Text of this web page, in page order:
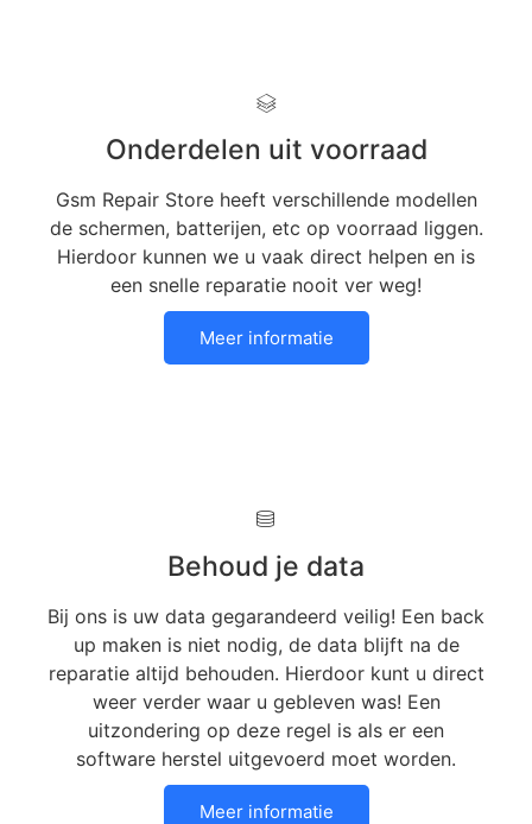
Onderdelen uit voorraad
Gsm Repair Store heeft verschillende modellen
de schermen, batterijen, etc op voorraad liggen.
Hierdoor kunnen we u vaak direct helpen en is
een snelle reparatie nooit ver weg!
Meer informatie
Behoud je data
Bij ons is uw data gegarandeerd veilig! Een back
up maken is niet nodig, de data blijft na de
reparatie altijd behouden. Hierdoor kunt u direct
weer verder waar u gebleven was! Een
uitzondering op deze regel is als er een
software herstel uitgevoerd moet worden.
Meer informatie